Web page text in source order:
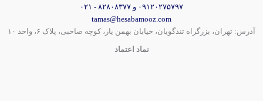
۰۹۱۲۰۲۷۵۷۹۷ و ۸۲۸۰۸۳۷۷ - ۰۲۱
tamas@hesabamooz.com
آدرس: تهران، بزرگراه تندگویان، خیابان بهمن یار، کوچه صاحبی، پلاک ۶، واحد ۱۰
نماد اعتماد